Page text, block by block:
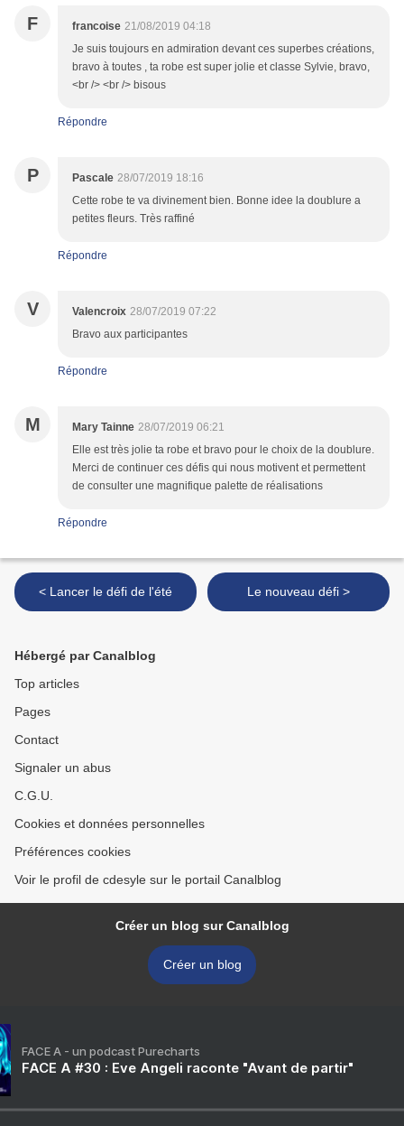
F francoise 21/08/2019 04:18
Je suis toujours en admiration devant ces superbes créations,
bravo à toutes , ta robe est super jolie et classe Sylvie, bravo,
<br /> <br /> bisous
Répondre
P Pascale 28/07/2019 18:16
Cette robe te va divinement bien. Bonne idee la doublure a
petites fleurs. Très raffiné
Répondre
V Valencroix 28/07/2019 07:22
Bravo aux participantes
Répondre
M Mary Tainne 28/07/2019 06:21
Elle est très jolie ta robe et bravo pour le choix de la doublure.
Merci de continuer ces défis qui nous motivent et permettent
de consulter une magnifique palette de réalisations
Répondre
< Lancer le défi de l'été Le nouveau défi >
Hébergé par Canalblog
Top articles
Pages
Contact
Signaler un abus
C.G.U.
Cookies et données personnelles
Préférences cookies
Voir le profil de cdesyle sur le portail Canalblog
Créer un blog sur Canalblog
Créer un blog
FACE A - un podcast Purecharts
FACE A #30 : Eve Angeli raconte "Avant de partir"